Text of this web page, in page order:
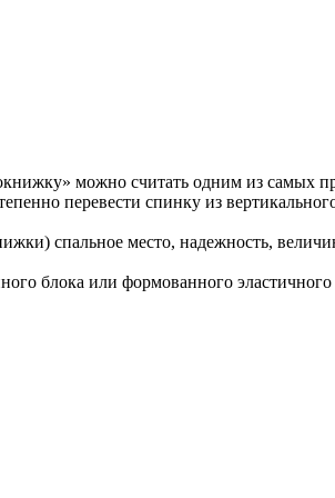
можно считать одним из самых
перевести спинку из
спальное место, надежность,
блока или формованного